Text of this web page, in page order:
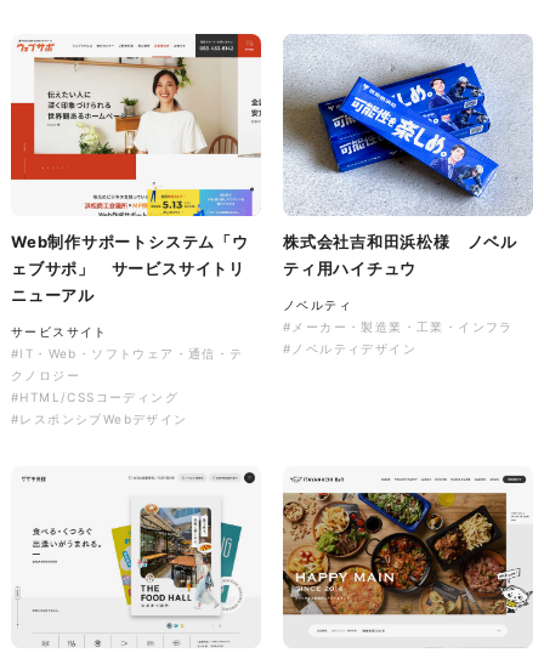
ソレイユ障害年金サポートセン
ター様 コーポレートサイト制
作
コーポレートサイト
#介護・福祉
#HTML/CSSコーディング
Web制作サポートシステム「ウ
ェブサポ」 サービスサイトリ
ニューアル
サービスサイト
#IT・Web・ソフトウェア・通信・テ
クノロジー
#HTML/CSSコーディング
#レスポンシブWebデザイン
株式会社吉和田浜松様 ノベル
ティ用ハイチュウ
ノベルティ
#メーカー・製造業・工業・インフラ
#ノベルティデザイン